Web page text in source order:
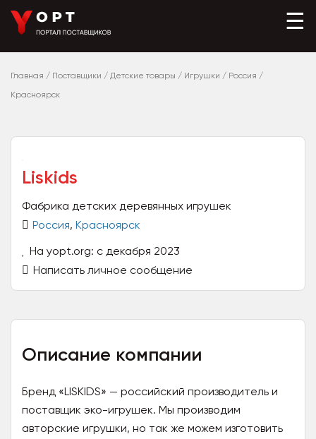
☰
Главная / Поставщики / Детские товары / Игрушки / Россия /
Красноярск
Liskids
Фабрика детских деревянных игрушек
Россия, Красноярск
На yopt.org: с декабря 2023
Написать личное сообщение
Описание компании
Бренд «LISKIDS» — российский производитель и
поставщик эко-игрушек. Мы производим
авторские игрушки, но так же можем изготовить